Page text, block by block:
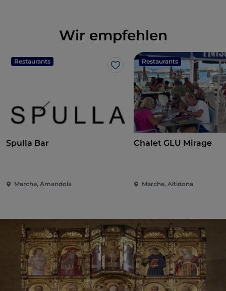
Wir empfehlen
Restaurants
Like
Spulla Bar
Marche, Amandola
Restaurants
Chalet GLU Mirage
Marche, Altidona